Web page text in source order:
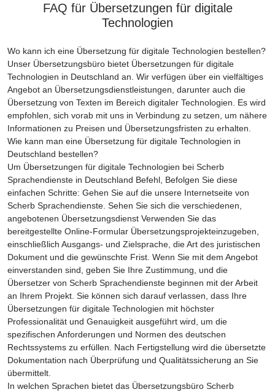
FAQ für Übersetzungen für digitale
Technologien
Wo kann ich eine Übersetzung für digitale Technologien bestellen?
Unser Übersetzungsbüro bietet Übersetzungen für digitale
Technologien in Deutschland an. Wir verfügen über ein vielfältiges
Angebot an Übersetzungsdienstleistungen, darunter auch die
Übersetzung von Texten im Bereich digitaler Technologien. Es wird
empfohlen, sich vorab mit uns in Verbindung zu setzen, um nähere
Informationen zu Preisen und Übersetzungsfristen zu erhalten.
Wie kann man eine Übersetzung für digitale Technologien in
Deutschland bestellen?
Um Übersetzungen für digitale Technologien bei Scherb
Sprachendienste in Deutschland Befehl, Befolgen Sie diese
einfachen Schritte: Gehen Sie auf die unsere Internetseite von
Scherb Sprachendienste. Sehen Sie sich die verschiedenen,
angebotenen Übersetzungsdienst Verwenden Sie das
bereitgestellte Online-Formular Übersetzungsprojekteinzugeben,
einschließlich Ausgangs- und Zielsprache, die Art des juristischen
Dokument und die gewünschte Frist. Wenn Sie mit dem Angebot
einverstanden sind, geben Sie Ihre Zustimmung, und die
Übersetzer von Scherb Sprachendienste beginnen mit der Arbeit
an Ihrem Projekt. Sie können sich darauf verlassen, dass Ihre
Übersetzungen für digitale Technologien mit höchster
Professionalität und Genauigkeit ausgeführt wird, um die
spezifischen Anforderungen und Normen des deutschen
Rechtssystems zu erfüllen. Nach Fertigstellung wird die übersetzte
Dokumentation nach Überprüfung und Qualitätssicherung an Sie
übermittelt.
In welchen Sprachen bietet das Übersetzungsbüro Scherb